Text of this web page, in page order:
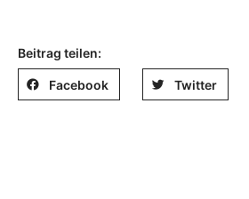
Beitrag teilen:
Facebook Twitter